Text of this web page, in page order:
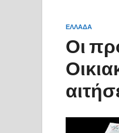
ΕΛΛΑΔΑ
Οι